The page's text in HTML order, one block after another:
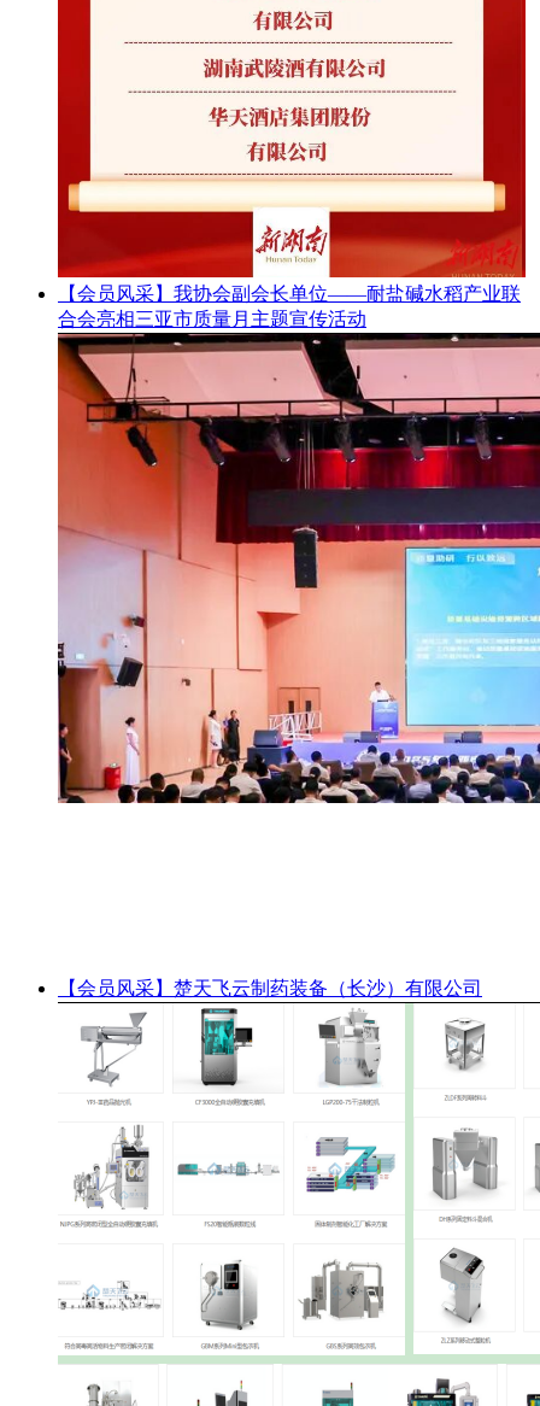
【会员风采】我协会副会长单位——耐盐碱水稻产业联
合会亮相三亚市质量月主题宣传活动
【会员风采】楚天飞云制药装备（长沙）有限公司